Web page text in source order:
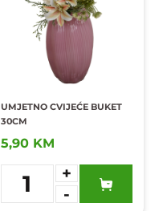
UMJETNO CVIJEĆE BUKET
30CM
5,90 KM
1
+
-
Dodaj u
omiljene